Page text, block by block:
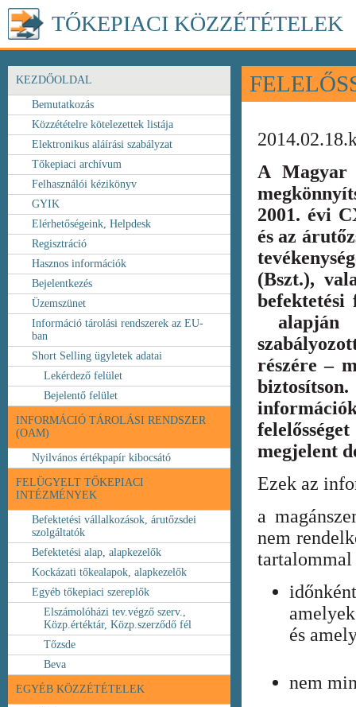
TŐKEPIACI KÖZZÉTÉTELEK
KEZDŐOLDAL
Bemutatkozás
Közzétételre kötelezettek listája
Elektronikus aláírási szabályzat
Tőkepiaci archívum
Felhasználói kézikönyv
GYIK
Elérhetőségeink, Helpdesk
Regisztráció
Hasznos információk
Bejelentkezés
Üzemszünet
Információ tárolási rendszerek az EU-
ban
Short Selling ügyletek adatai
Lekérdező felület
Bejelentő felület
INFORMÁCIÓ TÁROLÁSI RENDSZER
(OAM)
Nyilvános értékpapír kibocsátó
FELÜGYELT TŐKEPIACI
INTÉZMÉNYEK
Befektetési vállalkozások, árutőzsdei
szolgáltatók
Befektetési alap, alapkezelők
Kockázati tőkealapok, alapkezelők
Egyéb tőkepiaci szereplők
Elszámolóházi tev.végző szerv.,
Közp.értéktár, Közp.szerződő fél
Tőzsde
Beva
EGYÉB KÖZZÉTÉTELEK
A Magyar
2001. évi
és az
(Bszt.),
alapján
részére –
megjelent
Ezek az
a
nem
és
nem